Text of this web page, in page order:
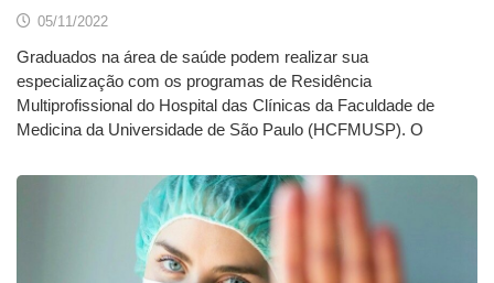
05/11/2022
Graduados na área de saúde podem realizar sua
especialização com os programas de Residência
Multiprofissional do Hospital das Clínicas da Faculdade de
Medicina da Universidade de São Paulo (HCFMUSP). O